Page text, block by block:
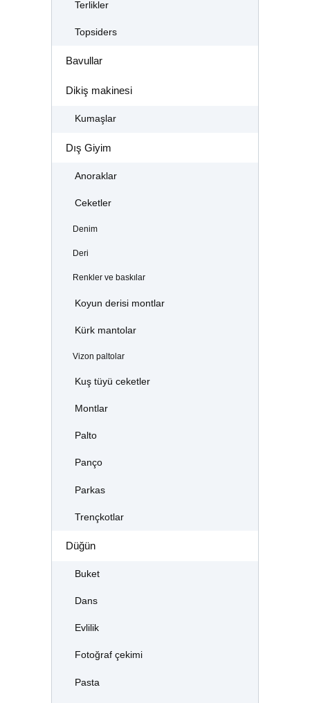
Terlikler
Topsiders
Bavullar
Dikiş makinesi
Kumaşlar
Dış Giyim
Anoraklar
Ceketler
Denim
Deri
Renkler ve baskılar
Koyun derisi montlar
Kürk mantolar
Vizon paltolar
Kuş tüyü ceketler
Montlar
Palto
Panço
Parkas
Trençkotlar
Düğün
Buket
Dans
Evlilik
Fotoğraf çekimi
Pasta